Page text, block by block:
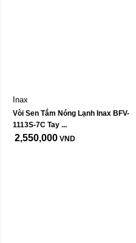
Inax
Vòi Sen Tắm Nóng Lạnh Inax BFV-
1113S-7C Tay ...
2,550,000 VND